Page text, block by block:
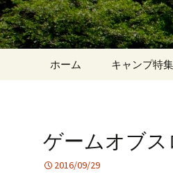
へ
キ
ホーム キャンプ特集
ゲームオブ
2016/09/29